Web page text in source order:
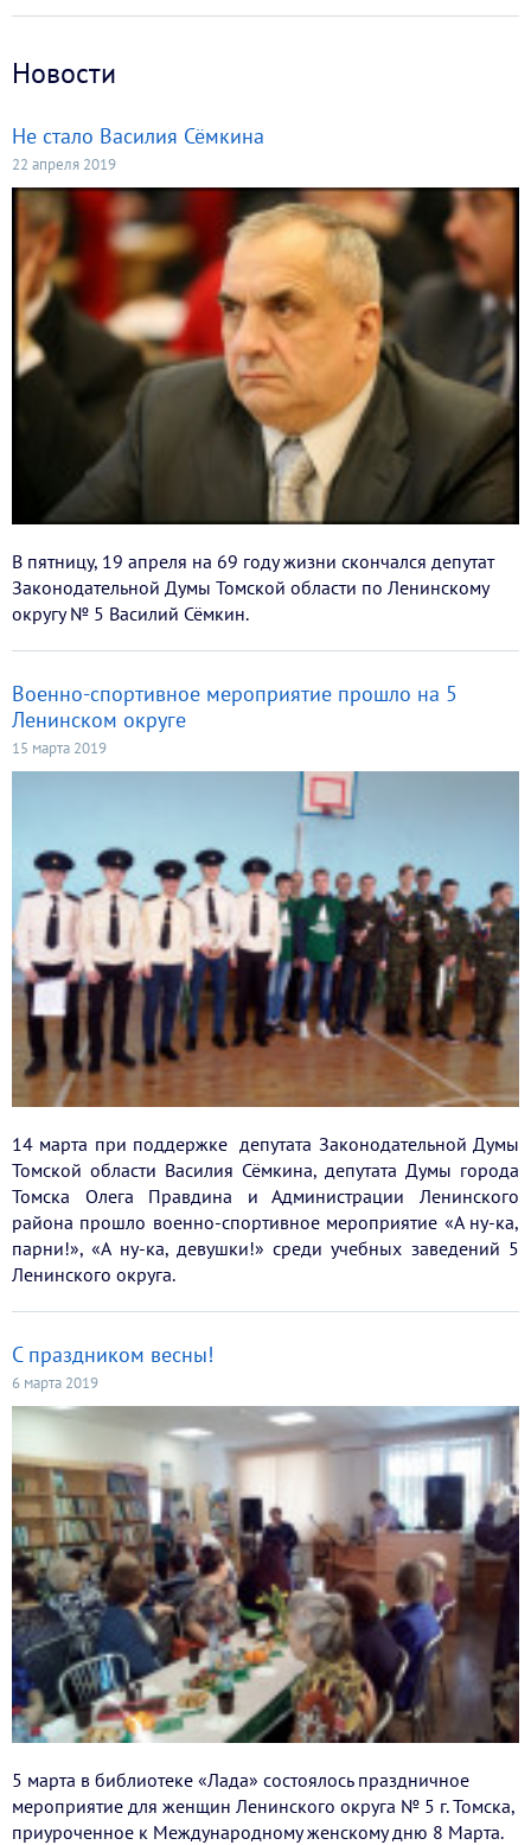
Новости
Не стало Василия Сёмкина
22 апреля 2019
В пятницу, 19 апреля на 69 году жизни скончался депутат
Законодательной Думы Томской области по Ленинскому
округу № 5 Василий Сёмкин.
Военно-спортивное мероприятие прошло на 5
Ленинском округе
15 марта 2019
14 марта при поддержке депутата Законодательной Думы
Томской области Василия Сёмкина, депутата Думы города
Томска Олега Правдина и Администрации Ленинского
района прошло военно-спортивное мероприятие «А ну-ка,
парни!», «А ну-ка, девушки!» среди учебных заведений 5
Ленинского округа.
С праздником весны!
6 марта 2019
5 марта в библиотеке «Лада» состоялось праздничное
мероприятие для женщин Ленинского округа № 5 г. Томска,
приуроченное к Международному женскому дню 8 Марта.